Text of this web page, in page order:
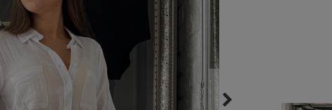
Купити
чорному